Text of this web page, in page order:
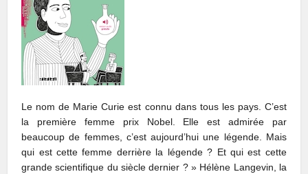
Le nom de Marie Curie est connu dans tous les pays. C’est
la première femme prix Nobel. Elle est admirée par
beaucoup de femmes, c’est aujourd’hui une légende. Mais
qui est cette femme derrière la légende ? Et qui est cette
grande scientifique du siècle dernier ? » Hélène Langevin, la